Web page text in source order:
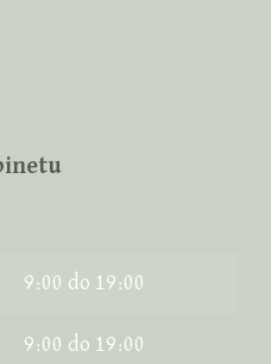
9:00 do 19:00
9:00 do 19:00